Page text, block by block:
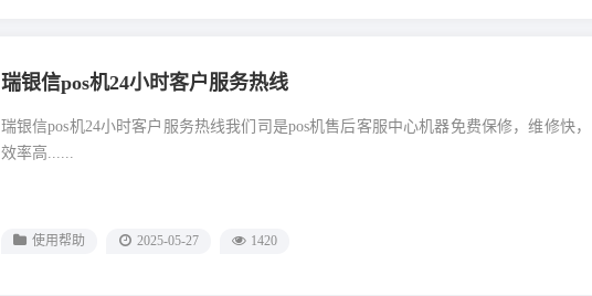
瑞银信pos机24小时客户服务热线
瑞银信pos机24小时客户服务热线我们司是pos机售后客服中心机器免费保修，维修快，
效率高......
使用帮助 2025-05-27 1420